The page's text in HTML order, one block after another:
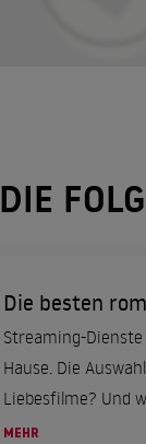
Die besten
Streaming-
Hause. Die
Liebesfilme? Und
haben? ...
MEHR